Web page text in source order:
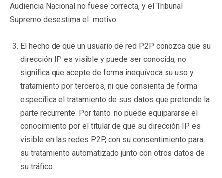
Audiencia Nacional no fuese correcta, y el Tribunal
Supremo desestima el motivo.
El hecho de que un usuario de red P2P conozca que su
dirección IP es visible y puede ser conocida, no
significa que acepte de forma inequívoca su uso y
tratamiento por terceros, ni que consienta de forma
específica el tratamiento de sus datos que pretende la
parte recurrente. Por tanto, no puede equipararse el
conocimiento por el titular de que su dirección IP es
visible en las redes P2P, con su consentimiento para
su tratamiento automatizado junto con otros datos de
su tráfico.